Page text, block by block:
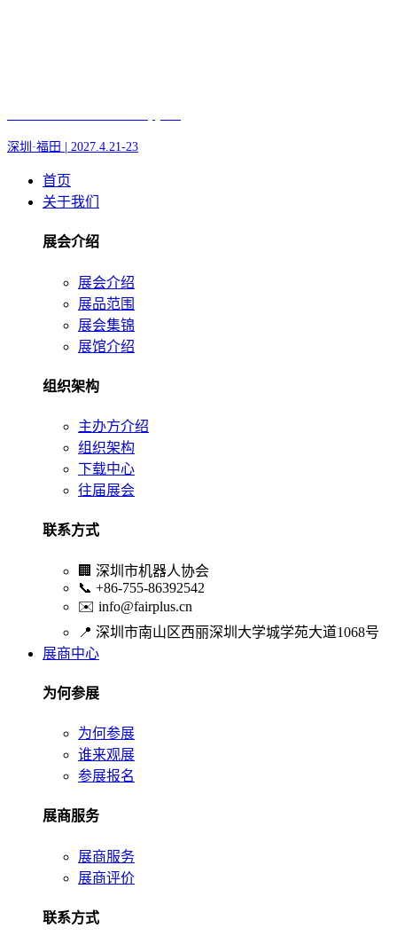
深圳·福田 | 2027.4.21-23
首页
关于我们
展会介绍
展会介绍
展品范围
展会集锦
展馆介绍
组织架构
主办方介绍
组织架构
下载中心
往届展会
联系方式
🏢 深圳市机器人协会
📞 +86-755-86392542
✉️ info@fairplus.cn
📍 深圳市南山区西丽深圳大学城学苑大道1068号
展商中心
为何参展
为何参展
谁来观展
参展报名
展商服务
展商服务
展商评价
联系方式